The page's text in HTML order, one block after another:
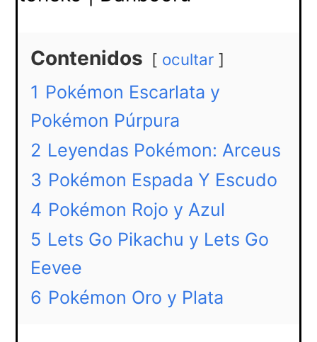
Contenidos ocultar
1 Pokémon Escarlata y
Pokémon Púrpura
2 Leyendas Pokémon: Arceus
3 Pokémon Espada Y Escudo
4 Pokémon Rojo y Azul
5 Lets Go Pikachu y Lets Go
Eevee
6 Pokémon Oro y Plata